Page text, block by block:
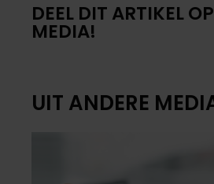
DEEL DIT ARTIKEL
MEDIA!
UIT ANDERE